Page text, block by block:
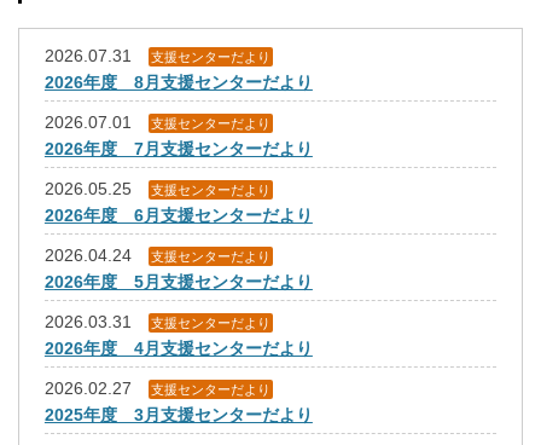
2026.07.31 支援センターだより
2026年度 8月支援センターだより
2026.07.01 支援センターだより
2026年度 7月支援センターだより
2026.05.25 支援センターだより
2026年度 6月支援センターだより
2026.04.24 支援センターだより
2026年度 5月支援センターだより
2026.03.31 支援センターだより
2026年度 4月支援センターだより
2026.02.27 支援センターだより
2025年度 3月支援センターだより